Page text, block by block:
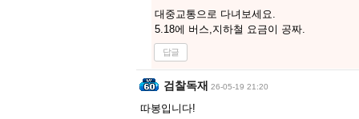
대중교통으로 다녀보세요.
5.18에 버스,지하철 요금이 공짜.
답글
검찰독재 26-05-19 21:20
따봉입니다!